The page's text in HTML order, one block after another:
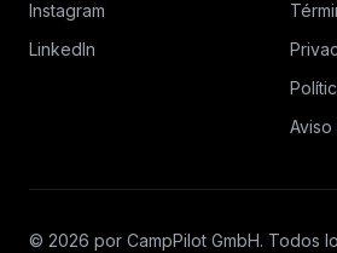
Instagram
LinkedIn
Aviso
© 2026 por CampPilot GmbH. Todos